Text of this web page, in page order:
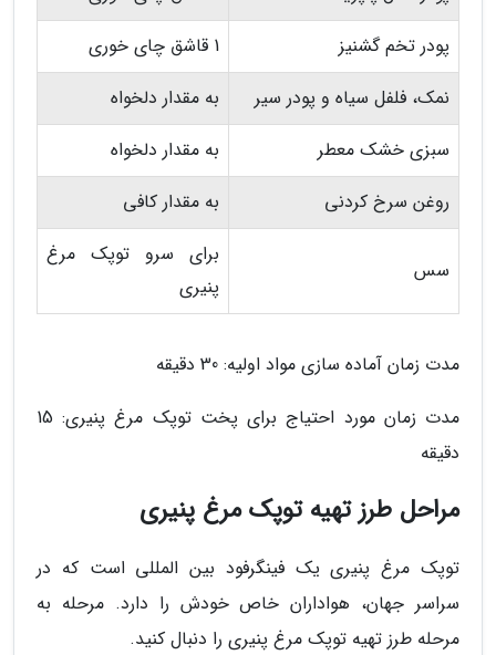
پودر تخم گشنیز
1 قاشق چای خوری
نمک، فلفل سیاه و پودر سیر
به مقدار دلخواه
سبزی خشک معطر
به مقدار دلخواه
روغن سرخ کردنی
به مقدار کافی
سس
برای سرو توپک مرغ
پنیری
مدت زمان آماده سازی مواد اولیه: 30 دقیقه
مدت زمان مورد احتیاج برای پخت توپک مرغ پنیری: 15
دقیقه
مراحل طرز تهیه توپک مرغ پنیری
توپک مرغ پنیری یک فینگرفود بین المللی است که در
سراسر جهان، هواداران خاص خودش را دارد. مرحله به
مرحله طرز تهیه توپک مرغ پنیری را دنبال کنید.